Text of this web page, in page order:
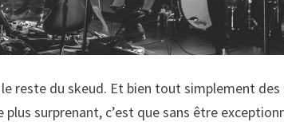
reste du skeud. Et bien tout simplement
surprenant, c’est que sans être